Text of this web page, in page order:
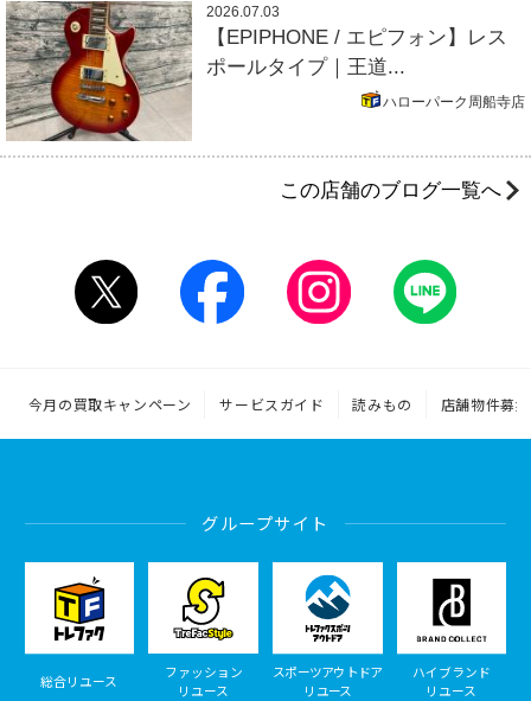
2026.07.03
【EPIPHONE / エピフォン】レス
ポールタイプ｜王道...
ハローパーク周船寺店
この店舗のブログ一覧へ
今月の買取キャンペーン サービスガイド 読みもの 店舗物件募集
グループサイト
総合リユース
ファッション
リユース
スポーツアウトドア
リユース
ハイブランド
リユース